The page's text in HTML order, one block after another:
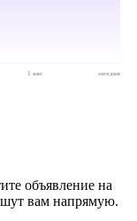
1 авг сегодня
объявление на
вам напрямую.